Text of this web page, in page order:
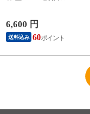
料】父の日 プレゼン
ト 実用的 花以外
6,600 円
送料込み 60